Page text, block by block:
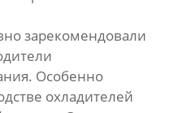
зарекомендовали
Особенно
охладителей